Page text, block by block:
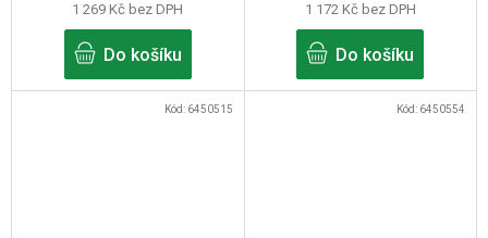
1 269 Kč bez DPH
Do košíku
1 172 Kč bez DPH
Do košíku
Kód: 6450515 Kód: 6450554